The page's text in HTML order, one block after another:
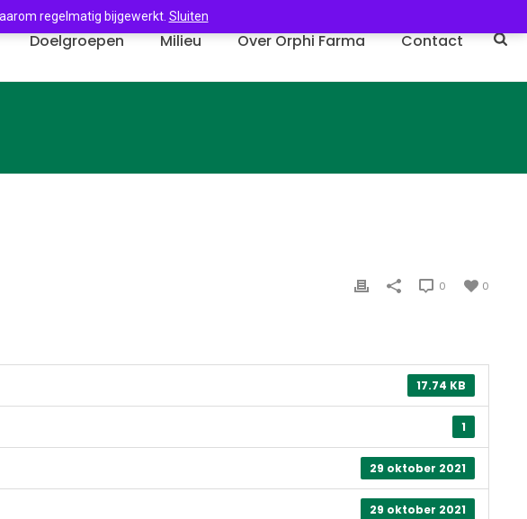
Doelgroepen Milieu Over Orphi Farma Contact
0
0
17.74 KB
1
29 oktober 2021
29 oktober 2021
regelmatig bijgewerkt. Sluiten